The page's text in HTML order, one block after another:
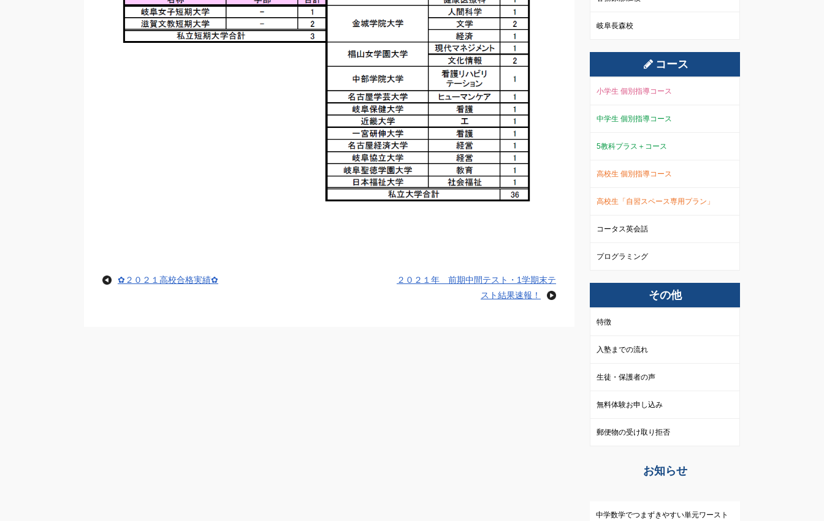
✿２０２１高校合格実績✿
２０２１年 前期中間テスト・1学期末テ
スト結果速報！
岐阜長森校
コース
小学生 個別指導コース
中学生 個別指導コース
5教科プラス＋コース
高校生 個別指導コース
高校生「自習スペース専用プラン」
コータス英会話
プログラミング
その他
特徴
入塾までの流れ
生徒・保護者の声
無料体験お申し込み
郵便物の受け取り拒否
お知らせ
中学数学でつまずきやすい単元ワースト